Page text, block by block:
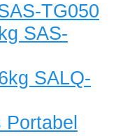
TG050
SAS-
SALQ-
Portabel